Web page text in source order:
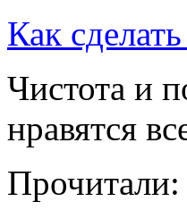
Как
Чистота и
нравятся
Прочитали: